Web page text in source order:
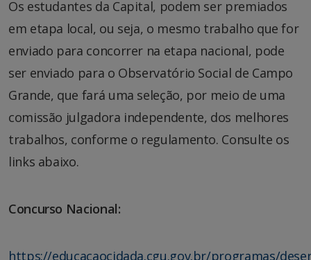
Os estudantes da Capital, podem ser premiados
em etapa local, ou seja, o mesmo trabalho que for
enviado para concorrer na etapa nacional, pode
ser enviado para o Observatório Social de Campo
Grande, que fará uma seleção, por meio de uma
comissão julgadora independente, dos melhores
trabalhos, conforme o regulamento. Consulte os
links abaixo.
Concurso Nacional:
https://educacaocidada.cgu.gov.br/programas/